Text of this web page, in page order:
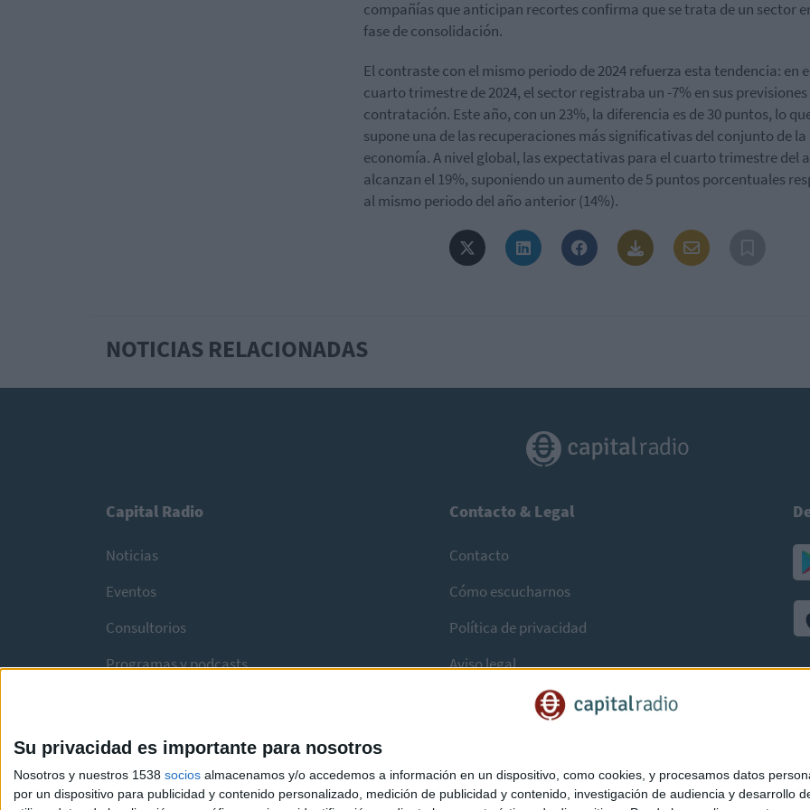
Su privacidad es importante para nosotros
Nosotros y nuestros 1538 socios almacenamos y/o accedemos a información en un dispositivo, como cookies, y procesamos datos
por un dispositivo para publicidad y contenido personalizado, medición de publicidad y contenido, investigación de audiencia y desarrollo
compañías que anticipan recortes confirma que se trata de un sector
fase de consolidación.
El contraste con el mismo periodo de 2024 refuerza esta tendencia: en
cuarto trimestre de 2024, el sector registraba un -7% en sus previsiones
contratación. Este año, con un 23%, la diferencia es de 30 puntos, lo
supone una de las recuperaciones más significativas del conjunto de la
economía. A nivel global, las expectativas para el cuarto trimestre del
alcanzan el 19%, suponiendo un aumento de 5 puntos porcentuales
al mismo periodo del año anterior (14%).
NOTICIAS RELACIONADAS
Capital Radio
Noticias
Eventos
Consultorios
Programas y podcasts
Contacto & Legal
Contacto
Cómo escucharnos
Política de privacidad
Aviso legal